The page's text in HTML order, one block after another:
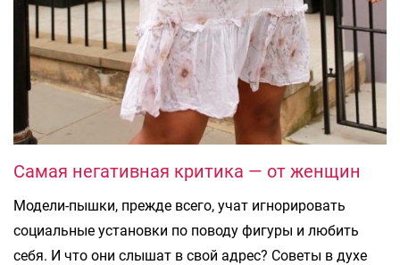
Самая негативная критика — от женщин
Модели-пышки, прежде всего, учат игнорировать
социальные установки по поводу фигуры и любить
себя. И что они слышат в свой адрес? Советы в духе